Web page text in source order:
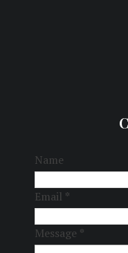
Name
Email *
Message *